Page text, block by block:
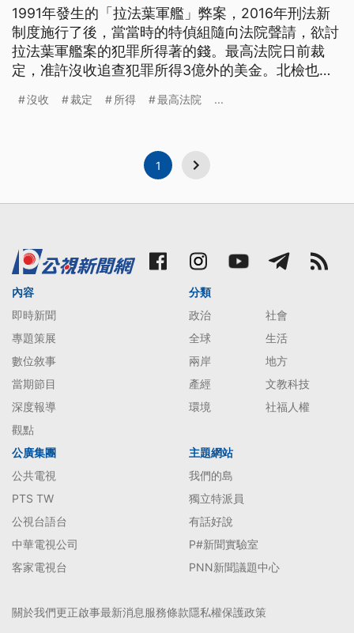
1991年發生的「拉法葉軍艦」弊案，2016年刑法新
制度施行了後，當當時的特偵組隨向法院聲請，欲討
拉法葉軍艦案的犯罪所得著的錢。最高法院日前裁
定，准許沒收追查犯罪所得3億外的美金。北檢也講
「拉法葉艦」弊案，有了最新進展。最高法院，在日
沒收 裁定 所得 最高法院 ...
1
內容
即時新聞
專題策展
數位敘事
當期節目
深度報導
觀點
分類
政治
社會
全球
生活
兩岸
地方
產經
文教科技
環境
社福人權
公廣集團
公共電視
PTS TW
公視台語台
中華電視公司
客家電視台
主題網站
我們的島
獨立特派員
有話好說
P#新聞實驗室
PNN新聞議題中心
關於我們更正啟事最新消息服務條款隱私權保護政策